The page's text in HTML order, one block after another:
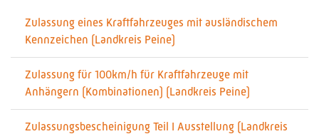
Zulassung eines Kraftfahrzeuges mit ausländischem
Kennzeichen (Landkreis Peine)
Zulassung für 100km/h für Kraftfahrzeuge mit
Anhängern (Kombinationen) (Landkreis Peine)
Zulassungsbescheinigung Teil I Ausstellung (Landkreis